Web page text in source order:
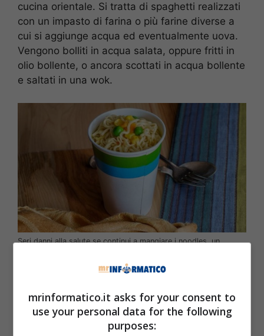
cucina orientale. Si tratta di spaghetti realizzati
con un impasto di farina o più farine diverse a
cui si aggiunge acqua ed eventualmente uova.
Vengono bolliti in acqua salata, oppure fritti in
olio bollente, o ancora scottati in acqua bollente
e saltati in una wok.
Seri danni alla salute se continui a mangiare i noodles, un
alimento precotto sempre più scelto perché
pratico, economico e veloce da preparare.
Solitamente viene venduto o servito all’interno
mrinformatico.it asks for your consent to
use your personal data for the following
purposes: